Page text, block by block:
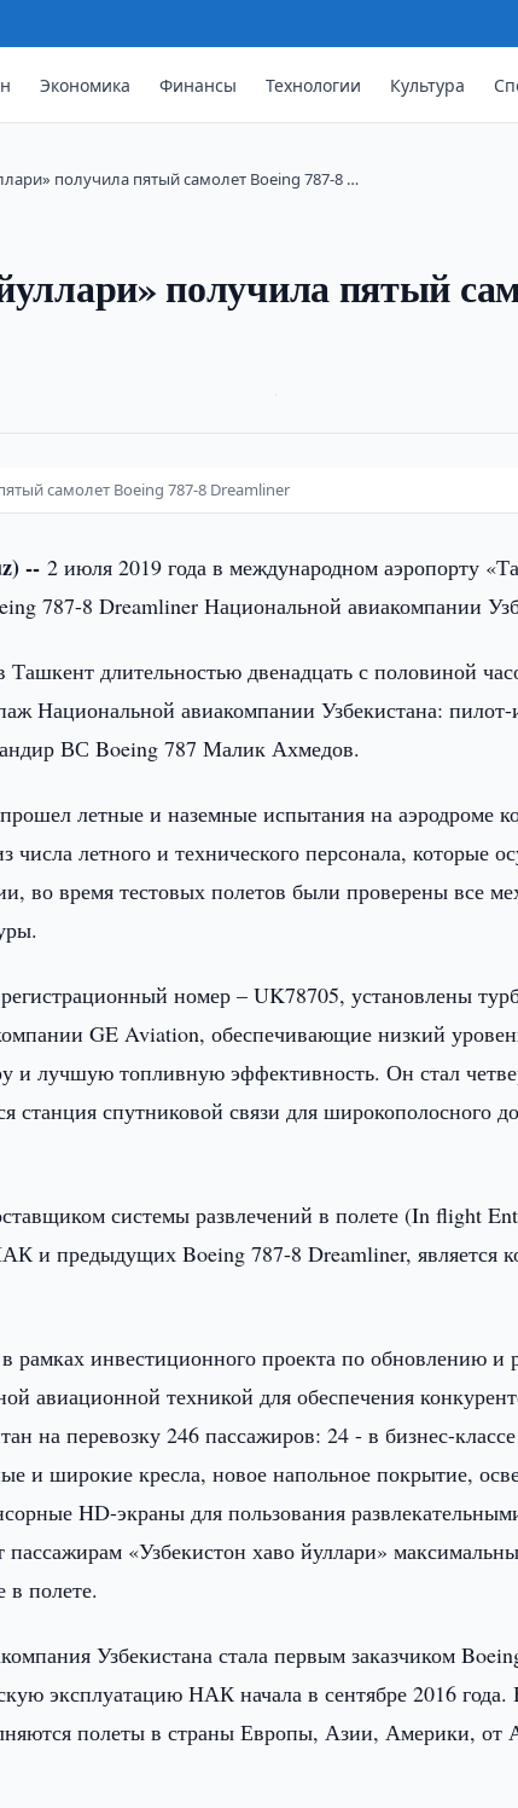
Экономика Финансы Технологии Культура
получила пятый самолет Boeing 787-8 …
получила пятый
самолет Boeing 787-8 Dreamliner
--2 июля 2019 года в международном аэропорту
787-8 Dreamliner Национальной авиакомпании
Ташкент длительностью двенадцать с половиной
Национальной авиакомпании Узбекистана: пилот-
ВС Boeing 787 Малик Ахмедов.
летные и наземные испытания на аэродроме
летного и технического персонала, которые
во время тестовых полетов были проверены все
номер – UK78705, установлены
GE Aviation, обеспечивающие низкий
и лучшую топливную эффективность. Он стал
станция спутниковой связи для широкополосного
системы развлечений в полете (In flight
и предыдущих Boeing 787-8 Dreamliner, является
рамках инвестиционного проекта по обновлению
авиационной техникой для обеспечения
на перевозку 246 пассажиров: 24 - в бизнес-
и широкие кресла, новое напольное покрытие,
HD-экраны для пользования
пассажирам «Узбекистон хаво йуллари»
в полете.
Узбекистана стала первым заказчиком
эксплуатацию НАК начала в сентябре 2016 года.
полеты в страны Европы, Азии, Америки, от